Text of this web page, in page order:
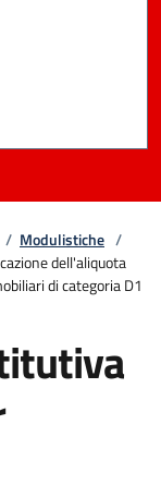
/ Modulistiche /
dell'aliquota
di categoria D1